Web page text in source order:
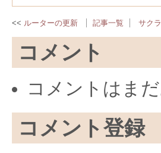
ルーターの更新 記事一覧 サク
コメント
コメントはま
コメント登録